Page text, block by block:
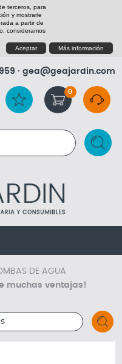
terceros, para
y mostrarle
a partir de
consideramos
Aceptar
Más información
· gea@geajardin.com
0
DE AGUA
muchas ventajas!